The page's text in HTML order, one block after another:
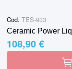
Cod. TES-933
Ceramic Power
108,90 €